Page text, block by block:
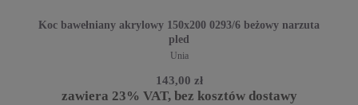
Koc bawełniany akrylowy 150x200 0293/6 beżowy narzuta
pled
Unia
143,00 zł
zawiera 23% VAT, bez kosztów dostawy